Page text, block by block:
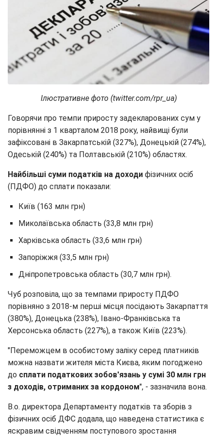
Ілюстративне фото (twitter.com/rpr_ua)
Говорячи про темпи приросту задекларованих сум у
порівнянні з 1 кварталом 2018 року, найвищі були
зафіксовані в Закарпатській (327%), Донецькій (274%),
Одеській (240%) та Полтавській (210%) областях.
Найбільші суми податків на доходи фізичних осіб
(ПДФО) до сплати показали:
Київ (163 млн грн)
Миколаївська область (33,8 млн грн)
Харківська область (33,6 млн грн)
Запоріжжя (33,5 млн грн)
Дніпропетровська область (30,7 млн грн).
Чуб розповіла, що за темпами приросту ПДФО
порівняно з 2018-м перші місця посідають Закарпаття
(380%), Донецька (238%), Івано-Франківська та
Херсонська область (227%), а також Київ (223%).
"Переможцем в особистому заліку серед платників
можна назвати жителя міста Києва, яким погоджено
до сплати податкових зобов'язань у сумі 30 млн грн
з доходів, отриманих за кордоном", - зазначила вона.
В.о. директора Департаменту податків та зборів з
фізичних осіб ДФС додала, що наведена статистика є
яскравим свідченням поступового зростання